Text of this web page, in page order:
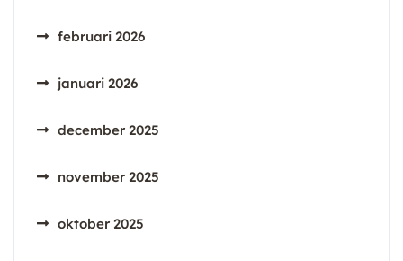
februari 2026
januari 2026
december 2025
november 2025
oktober 2025